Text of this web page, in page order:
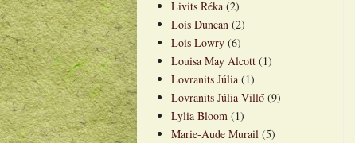
Livits Réka (2)
Lois Duncan (2)
Lois Lowry (6)
Louisa May Alcott (1)
Lovranits Júlia (1)
Lovranits Júlia Villő (9)
Lylia Bloom (1)
Marie-Aude Murail (5)